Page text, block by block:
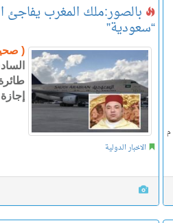
بالصور:ملك المغرب
“سعودية”
(
الاخبار الدولية